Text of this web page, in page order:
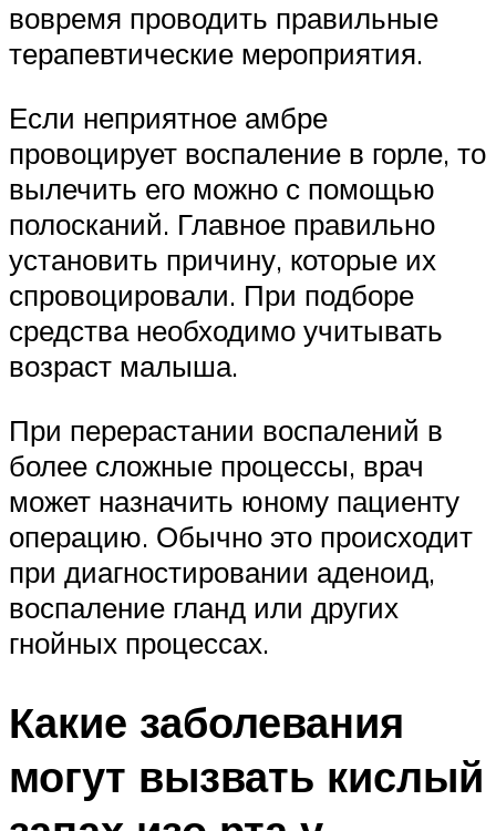
вовремя проводить правильные
терапевтические мероприятия.
Если неприятное амбре
провоцирует воспаление в горле, то
вылечить его можно с помощью
полосканий. Главное правильно
установить причину, которые их
спровоцировали. При подборе
средства необходимо учитывать
возраст малыша.
При перерастании воспалений в
более сложные процессы, врач
может назначить юному пациенту
операцию. Обычно это происходит
при диагностировании аденоид,
воспаление гланд или других
гнойных процессах.
Какие заболевания
могут вызвать кислый